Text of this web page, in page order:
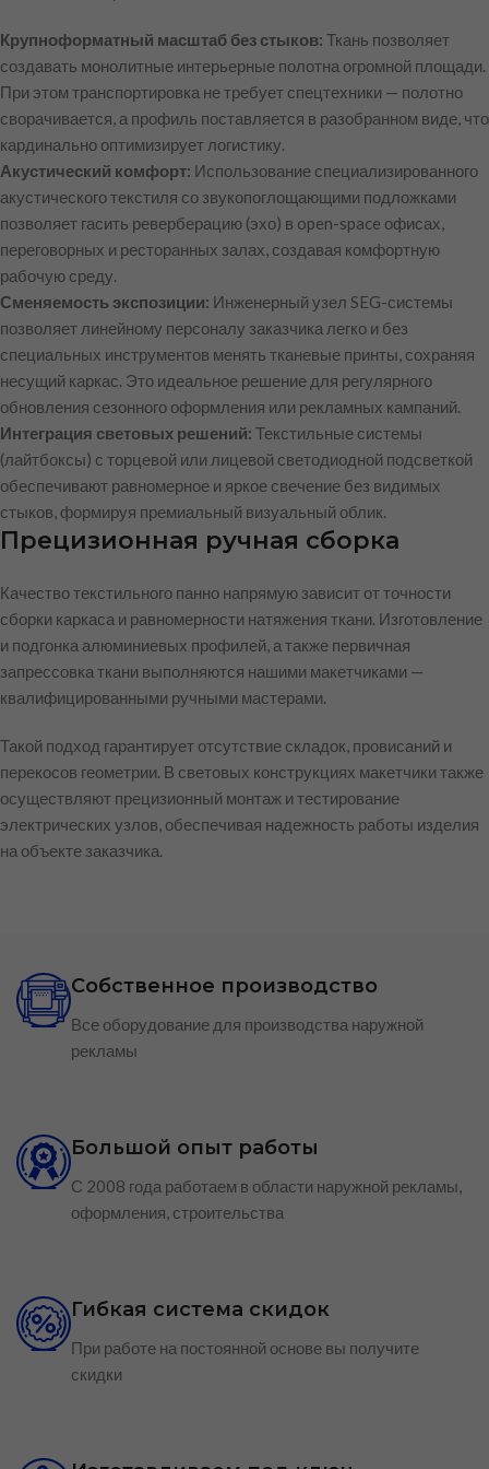
Крупноформатный масштаб без стыков: Ткань позволяет
создавать монолитные интерьерные полотна огромной площади.
При этом транспортировка не требует спецтехники — полотно
сворачивается, а профиль поставляется в разобранном виде, что
кардинально оптимизирует логистику.
Акустический комфорт: Использование специализированного
акустического текстиля со звукопоглощающими подложками
позволяет гасить реверберацию (эхо) в open-space офисах,
переговорных и ресторанных залах, создавая комфортную
рабочую среду.
Сменяемость экспозиции: Инженерный узел SEG-системы
позволяет линейному персоналу заказчика легко и без
специальных инструментов менять тканевые принты, сохраняя
несущий каркас. Это идеальное решение для регулярного
обновления сезонного оформления или рекламных кампаний.
Интеграция световых решений: Текстильные системы
(лайтбоксы) с торцевой или лицевой светодиодной подсветкой
обеспечивают равномерное и яркое свечение без видимых
стыков, формируя премиальный визуальный облик.
Прецизионная ручная сборка
Качество текстильного панно напрямую зависит от точности
сборки каркаса и равномерности натяжения ткани. Изготовление
и подгонка алюминиевых профилей, а также первичная
запрессовка ткани выполняются нашими макетчиками —
квалифицированными ручными мастерами.
Такой подход гарантирует отсутствие складок, провисаний и
перекосов геометрии. В световых конструкциях макетчики также
осуществляют прецизионный монтаж и тестирование
электрических узлов, обеспечивая надежность работы изделия
на объекте заказчика.
Собственное производство
Все оборудование для производства наружной
рекламы
Большой опыт работы
С 2008 года работаем в области наружной рекламы,
оформления, строительства
Гибкая система скидок
При работе на постоянной основе вы получите
скидки